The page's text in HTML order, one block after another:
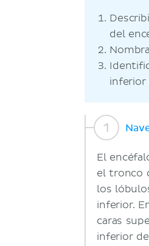
del
inferior
El
el tronco
los
inferior.
caras
inferior